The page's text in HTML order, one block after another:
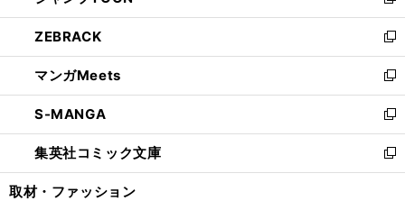
開
く
ウ
で
開
く
ン
ド
ウ
で
開
く
ウ
ィ
ン
ド
ウ
で
開
く
し
い
ウ
ィ
ン
ド
ウ
で
開
ZEBRACK
新
し
い
ウ
ィ
ン
ド
ウ
マンガMeets
新
し
い
ウ
ィ
ン
S-MANGA
新
し
い
ウ
集英社コミック文庫
新
し
取材・ファッション